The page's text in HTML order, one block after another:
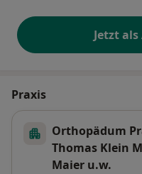
Jetzt
Praxis
Orthopädum
Thomas Klein
Maier u.w.